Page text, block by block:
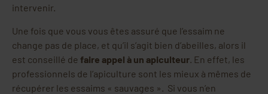
intervenir.
Une fois que vous vous êtes assuré que l’essaim ne
change pas de place, et qu’il s’agit bien d’abeilles, alors il
est conseillé de faire appel à un apiculteur. En effet, les
professionnels de l’apiculture sont les mieux à mêmes de
récupérer les essaims « sauvages ». Si vous n’en